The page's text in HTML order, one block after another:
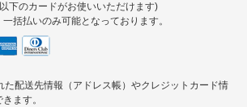
下のカードがお使いいただけます)
括払いのみ可能となっております。
配送先情報（アドレス帳）やクレジットカード情
ます。